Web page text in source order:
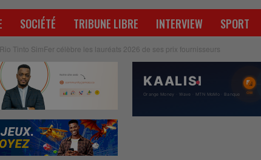
SOCIÉTÉ TRIBUNE LIBRE INTERVIEW SPORT
Tinto SimFer célèbre les lauréats 2026 de ses prix fournisseurs